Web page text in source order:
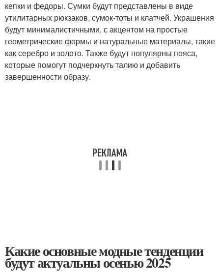
кепки и федоры. Сумки будут представлены в виде
утилитарных рюкзаков, сумок-тоты и клатчей. Украшения
будут минималистичными, с акцентом на простые
геометрические формы и натуральные материалы, такие
как серебро и золото. Также будут популярны пояса,
которые помогут подчеркнуть талию и добавить
завершенности образу.
Какие основные модные тенденции
будут актуальны осенью 2025